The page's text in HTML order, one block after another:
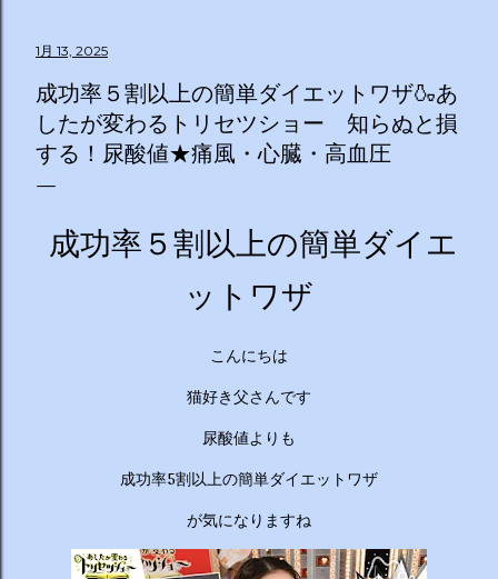
腹、どうすれば凹む？「フェイスライン」はすっきりさせら
れる？ラクして太りにくい体になる方法は？私の理想体重っ
て何キロ？体重のギモン全部答えます！２時間ＳＰ ◇出演
者 【ＭＣ】林修 【副担任】斎藤ちはる（テレビ朝日アナ
ウンサー）【学級委員長】バカリズム 【学友】伊沢拓司
【ゲスト学友】名取裕子 島崎和歌子 宮世琉弥 伊集院光
藤俊徳 加藤プラチナクリニック院長 脳の学校 代
表 森谷敏夫 京都大学名誉教授 郷間光正
運動器認定理学療法士 ◇おしらせ ※２０：２５〜２
０：２８は「私の幸福時間」を放送いたします ☆番組ＨＰ
ビ朝日が選んだ『青少年に見てもらいたい番組』です。 体重
に関する10の疑問について、身体の仕組みや心理的なアプロ
か？ 根本的な理由は非常にシンプルで、「摂取カロリー（食
す。 消費しきれずに余ったエネルギーは、万が一の飢餓に備
えるための「脂肪」として身体に蓄えられます。現代はいつ
にエネルギー過多になってしまいます。 🥗 2. 野菜を先に食
1月 13, 2025
成功率５割以上の簡単ダイエットワザ🍶あ
したが変わるトリセツショー 知らぬと損
する！尿酸値★痛風・心臓・高血圧
成功率５割以上の簡単ダイエ
ットワザ
こんにちは
猫好き父さんです
尿酸値よりも
成功率5割以上の簡単ダイエットワザ
が気になりますね